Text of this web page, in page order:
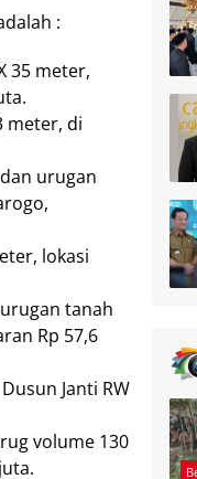
:
35 meter,
meter, di
urugan
lokasi
tanah
Rp 57,6
Janti RW
volume 130